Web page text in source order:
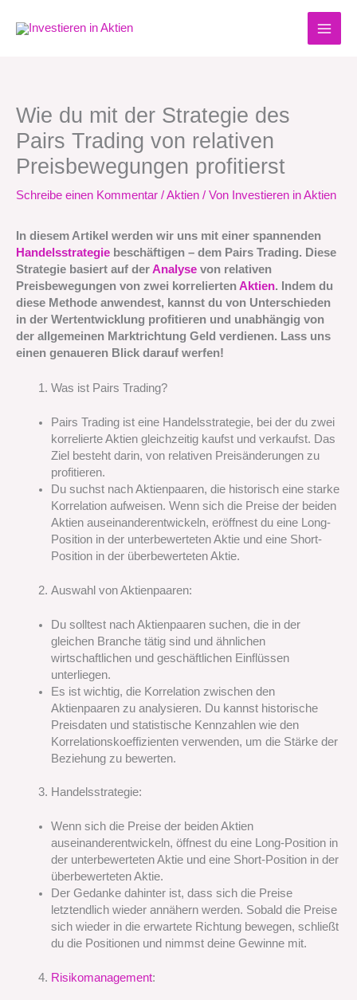
Inhalt
Wie du mit der Strategie des
Pairs Trading von relativen
Preisbewegungen profitierst
Schreibe einen Kommentar /Aktien / Von Investieren in Aktien
In diesem Artikel werden wir uns mit einer spannenden
Handelsstrategie beschäftigen – dem Pairs Trading. Diese
Strategie basiert auf derAnalyse von relativen
Preisbewegungen von zwei korreliertenAktien. Indem du
diese Methode anwendest, kannst du von Unterschieden
in der Wertentwicklung profitieren und unabhängig von
der allgemeinen Marktrichtung Geld verdienen. Lass uns
einen genaueren Blick darauf werfen!
Was ist Pairs Trading?
Pairs Trading ist eine Handelsstrategie, bei der du zwei
korrelierte Aktien gleichzeitig kaufst und verkaufst. Das
Ziel besteht darin, von relativen Preisänderungen zu
profitieren.
Du suchst nach Aktienpaaren, die historisch eine starke
Korrelation aufweisen. Wenn sich die Preise der beiden
Aktien auseinanderentwickeln, eröffnest du eine Long-
Position in der unterbewerteten Aktie und eine Short-
Position in der überbewerteten Aktie.
Auswahl von Aktienpaaren:
Du solltest nach Aktienpaaren suchen, die in der
gleichen Branche tätig sind und ähnlichen
wirtschaftlichen und geschäftlichen Einflüssen
unterliegen.
Es ist wichtig, die Korrelation zwischen den
Aktienpaaren zu analysieren. Du kannst historische
Preisdaten und statistische Kennzahlen wie den
Korrelationskoeffizienten verwenden, um die Stärke der
Beziehung zu bewerten.
Handelsstrategie:
Wenn sich die Preise der beiden Aktien
auseinanderentwickeln, öffnest du eine Long-Position in
der unterbewerteten Aktie und eine Short-Position in der
überbewerteten Aktie.
Der Gedanke dahinter ist, dass sich die Preise
letztendlich wieder annähern werden. Sobald die Preise
sich wieder in die erwartete Richtung bewegen, schließt
du die Positionen und nimmst deine Gewinne mit.
Risikomanagement: